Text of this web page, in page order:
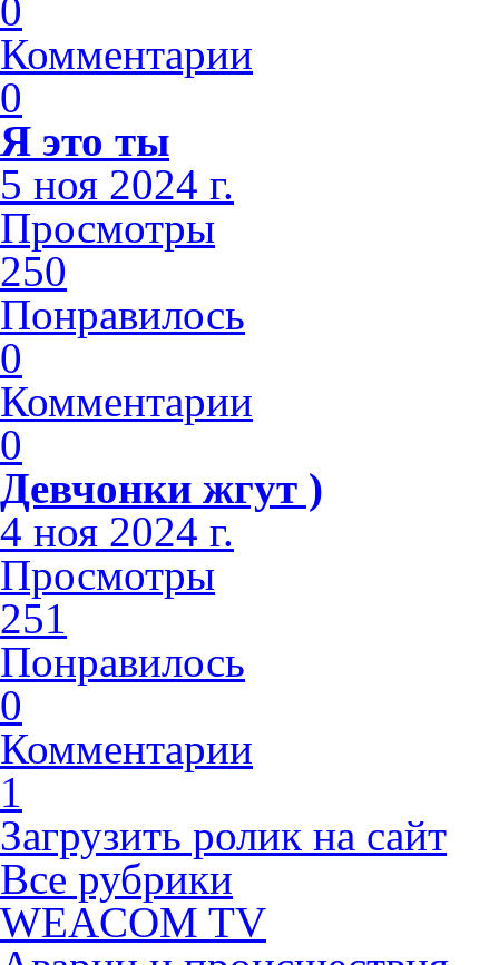
0
Комментарии
0
Я это ты
5 ноя 2024 г.
Просмотры
250
Понравилось
0
Комментарии
0
Девчонки жгут )
4 ноя 2024 г.
Просмотры
251
Понравилось
0
Комментарии
1
Загрузить ролик на сайт
Все рубрики
WEACOM TV